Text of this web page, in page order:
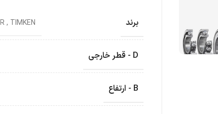
برند , TIMKEN
D - قطر خارجی
B - ارتفاع